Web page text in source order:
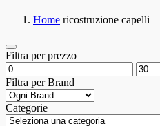
Home ricostruzione capelli
Filtra per prezzo
Prezzo
Min
Prezzo
Max
Filtra per Brand
Categorie